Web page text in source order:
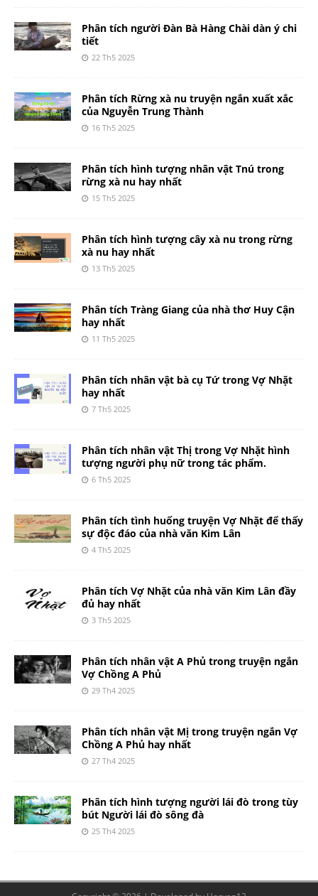
Phân tích người Đàn Bà Hàng Chài dàn ý chi
tiết
22 Th5 2025
Phân tích Rừng xà nu truyện ngắn xuất xắc
của Nguyễn Trung Thành
16 Th5 2025
Phân tích hình tượng nhân vật Tnú trong
rừng xà nu hay nhất
15 Th5 2025
Phân tích hình tượng cây xà nu trong rừng
xà nu hay nhất
13 Th5 2025
Phân tích Tràng Giang của nhà thơ Huy Cận
hay nhất
11 Th5 2025
Phân tích nhân vật bà cụ Tứ trong Vợ Nhặt
hay nhất
7 Th5 2025
Phân tích nhân vật Thị trong Vợ Nhặt hình
tượng người phụ nữ trong tác phẩm.
6 Th5 2025
Phân tích tình huống truyện Vợ Nhặt để thấy
sự độc đáo của nhà văn Kim Lân
4 Th5 2025
Phân tích Vợ Nhặt của nhà văn Kim Lân đầy
đủ hay nhất
3 Th5 2025
Phân tích nhân vật A Phủ trong truyện ngắn
Vợ Chồng A Phủ
29 Th4 2025
Phân tích nhân vật Mị trong truyện ngắn Vợ
Chồng A Phủ hay nhất
27 Th4 2025
Phân tích hình tượng người lái đò trong tùy
bút Người lái đò sông đà
25 Th4 2025